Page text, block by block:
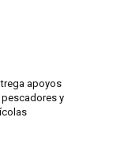
apoyos
y